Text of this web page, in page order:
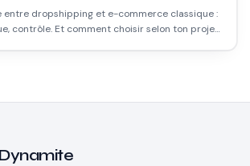
entre dropshipping et e-commerce classique :
contrôle. Et comment choisir selon ton projet